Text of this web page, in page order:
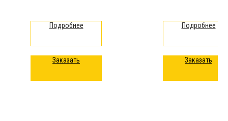
Подробнее
Заказать
Подробнее
Заказать